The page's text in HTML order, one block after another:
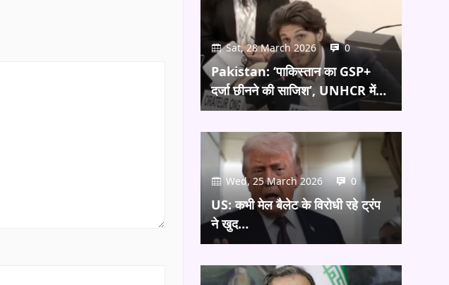
Sat, 28 March 2026 0
Pakistan: ‘पाकिस्तान का GSP+
दर्जा छीनने की साजिश’, UNHCR में…
Wed, 25 March 2026 0
US: कभी मेल बैलेट के विरोधी रहे ट्रंप
ने खुद…